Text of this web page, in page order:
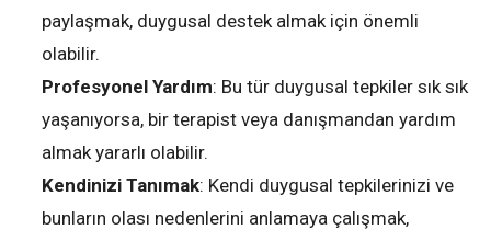
paylaşmak, duygusal destek almak için önemli
olabilir.
Profesyonel Yardım: Bu tür duygusal tepkiler sık sık
yaşanıyorsa, bir terapist veya danışmandan yardım
almak yararlı olabilir.
Kendinizi Tanımak: Kendi duygusal tepkilerinizi ve
bunların olası nedenlerini anlamaya çalışmak,